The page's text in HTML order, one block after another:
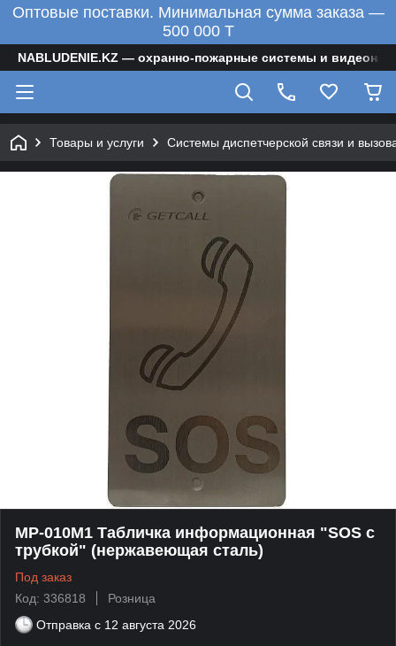
Оптовые поставки. Минимальная сумма заказа —
500 000 T
NABLUDENIE.KZ — охранно-пожарные системы и
Товары и услуги Системы диспетчерской связи и
MP-010M1 Табличка информационная "SOS с
трубкой" (нержавеющая сталь)
Под заказ
Код: 336818
Розница
Отправка с 12 августа 2026